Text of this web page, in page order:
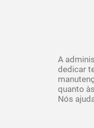
A
dedicar
quanto
Nós